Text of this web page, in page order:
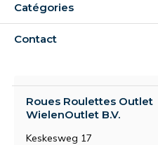
Catégories
Contact
Roues Roulettes Outlet
WielenOutlet B.V.
Keskesweg 17